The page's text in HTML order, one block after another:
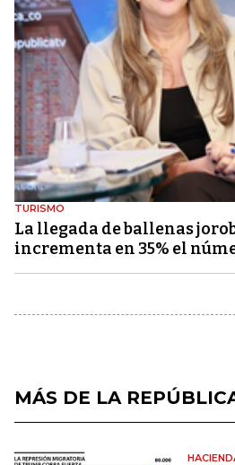
TURISMO
La llegada de ballenas
incrementa en 35% el
MÁS DE LA